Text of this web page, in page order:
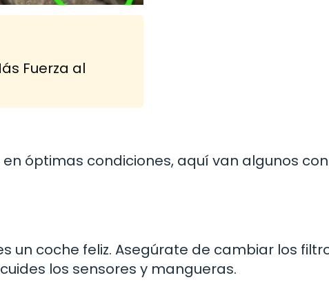
Fuerza al
óptimas condiciones, aquí van algunos
un coche feliz. Asegúrate de cambiar los
los sensores y mangueras.